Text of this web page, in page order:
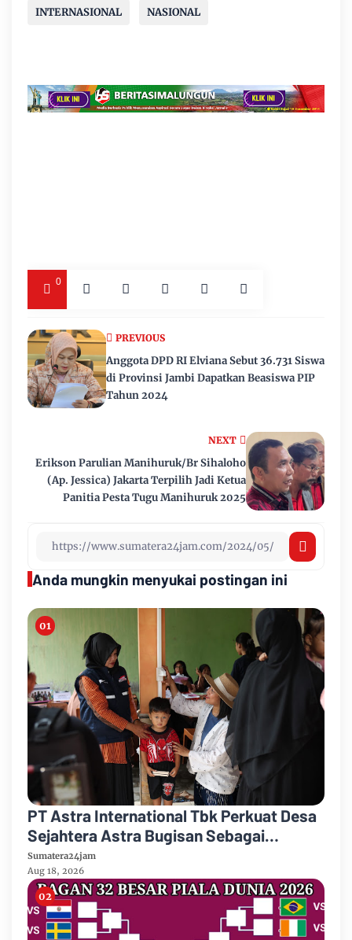
INTERNASIONAL NASIONAL
0
NEXT
Erikson Parulian Manihuruk/Br Sihaloho
(Ap. Jessica) Jakarta Terpilih Jadi Ketua
Panitia Pesta Tugu Manihuruk 2025
PREVIOUS
Anggota DPD RI Elviana Sebut 36.731 Siswa
di Provinsi Jambi Dapatkan Beasiswa PIP
Tahun 2024
Anda mungkin menyukai postingan ini
PT Astra International Tbk Perkuat Desa
Sejahtera Astra Bugisan Sebagai
Destinasi Wisata Candi Plaosan Berbasis
Budaya
Sumatera24jam
Aug 18, 2026